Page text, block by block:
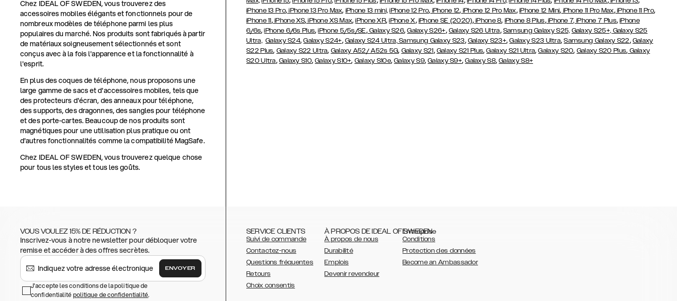
Chez IDEAL OF SWEDEN, vous trouverez des
accessoires mobiles élégants et fonctionnels pour de
nombreux modèles de téléphone parmi les plus
populaires du marché. Nos produits sont fabriqués à partir
de matériaux soigneusement sélectionnés et sont
conçus avec à la fois l'apparence et la fonctionnalité à
l'esprit.
En plus des coques de téléphone, nous proposons une
large gamme de sacs et d'accessoires mobiles, tels que
des protecteurs d'écran, des anneaux pour téléphone,
des supports, des dragonnes, des sangles pour téléphone
et des porte-cartes. Beaucoup de nos produits sont
magnétiques pour une utilisation plus pratique ou ont
d'autres fonctionnalités comme la compatibilité MagSafe.
Chez IDEAL OF SWEDEN, vous trouverez quelque chose
pour tous les styles et tous les goûts.
iPhone 13 Pro, iPhone 13 Pro Max, iPhone 13 mini, iPhone 12 Pro, iPhone 12, iPhone 12 Pro Max, iPhone 12 Mini, iPhone 11 Pro Max,iPhone 11 Pro,
iPhone 11,iPhone XS,iPhone XS Max,iPhone XR,iPhone X, iPhone SE (2020),iPhone 8, iPhone 8 Plus,iPhone 7, iPhone 7 Plus,iPhone
6/6s,iPhone 6/6s Plus,iPhone 5/5s/SE,Galaxy S26,Galaxy S26+, Galaxy S26 Ultra, Samsung Galaxy S25, Galaxy S25+, Galaxy S25
Ultra, Galaxy S24,Galaxy S24+, Galaxy S24 Ultra,Samsung Galaxy S23, Galaxy S23+,Galaxy S23 Ultra,Samsung Galaxy S22, Galaxy
S22 Plus, Galaxy S22 Ultra, Galaxy A52/ A52s 5G, Galaxy S21, Galaxy S21 Plus,Galaxy S21 Ultra,Galaxy S20, Galaxy S20 Plus, Galaxy
S20 Ultra, Galaxy S10,Galaxy S10+, Galaxy S10e,Galaxy S9,Galaxy S9+,Galaxy S8,Galaxy S8+
VOUS VOULEZ 15% DE RÉDUCTION ?
Inscrivez-vous à notre newsletter pour débloquer votre
remise et accéder à des offres secrètes.
ENVOYER
J'accepte les conditions de la politique de
confidentialitépolitique de confidentialité.
SERVICE CLIENTS
Suivi de commande
Contactez-nous
Questions fréquentes
Retours
Choix consentis
À PROPOS DE IDEAL OF SWEDEN
À propos de nous
Durabilité
Emplois
Devenir revendeur
Entreprise
Conditions
Protection des données
Become an Ambassador